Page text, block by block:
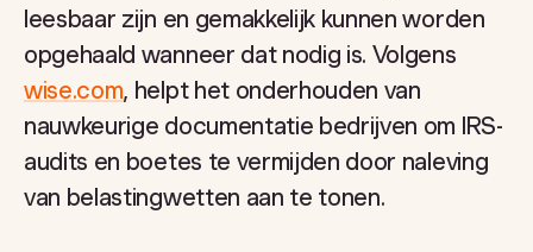
leesbaar zijn en gemakkelijk kunnen worden
opgehaald wanneer dat nodig is. Volgens
wise.com, helpt het onderhouden van
nauwkeurige documentatie bedrijven om IRS-
audits en boetes te vermijden door naleving
van belastingwetten aan te tonen.